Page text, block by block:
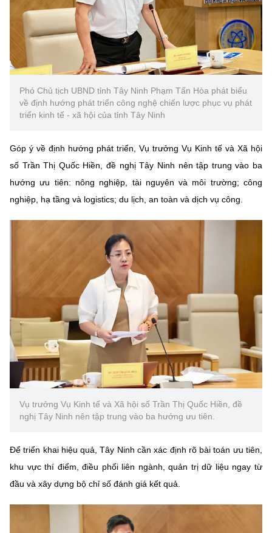
Phó Chủ tịch UBND tỉnh Tây Ninh Phạm Tấn Hòa phát biểu
về định hướng phát triển công nghệ chiến lược phục vụ phát
triển kinh tế - xã hội của tỉnh Tây Ninh
Góp ý về định hướng phát triển, Vụ trưởng Vụ Kinh tế và Xã hội
số Trần Thị Quốc Hiền, đề nghị Tây Ninh nên tập trung vào ba
hướng ưu tiên: nông nghiệp, tài nguyên và môi trường; công
nghiệp, hạ tầng và logistics; du lịch, an toàn và dịch vụ công.
Vụ trưởng Vụ Kinh tế và Xã hội số Trần Thị Quốc Hiền, đề
nghị Tây Ninh nên tập trung vào ba hướng ưu tiên.
Để triển khai hiệu quả, Tây Ninh cần xác định rõ bài toán ưu tiên,
khu vực thí điểm, điều phối liên ngành, quản trị dữ liệu ngay từ
đầu và xây dựng bộ chỉ số đánh giá kết quả.